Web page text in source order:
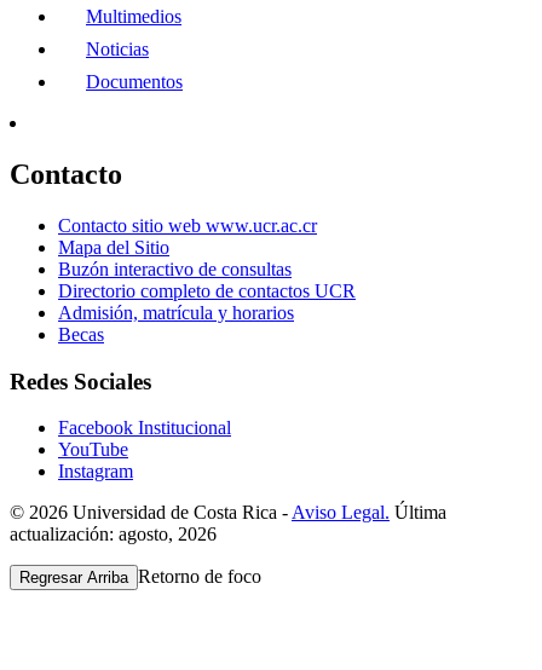
Multimedios
Noticias
Documentos
Contacto
Contacto sitio web www.ucr.ac.cr
Mapa del Sitio
Buzón interactivo de consultas
Directorio completo de contactos UCR
Admisión, matrícula y horarios
Becas
Redes Sociales
Facebook Institucional
YouTube
Instagram
© 2026 Universidad de Costa Rica - Aviso Legal. Última
actualización: agosto, 2026
Regresar Arriba Retorno de foco